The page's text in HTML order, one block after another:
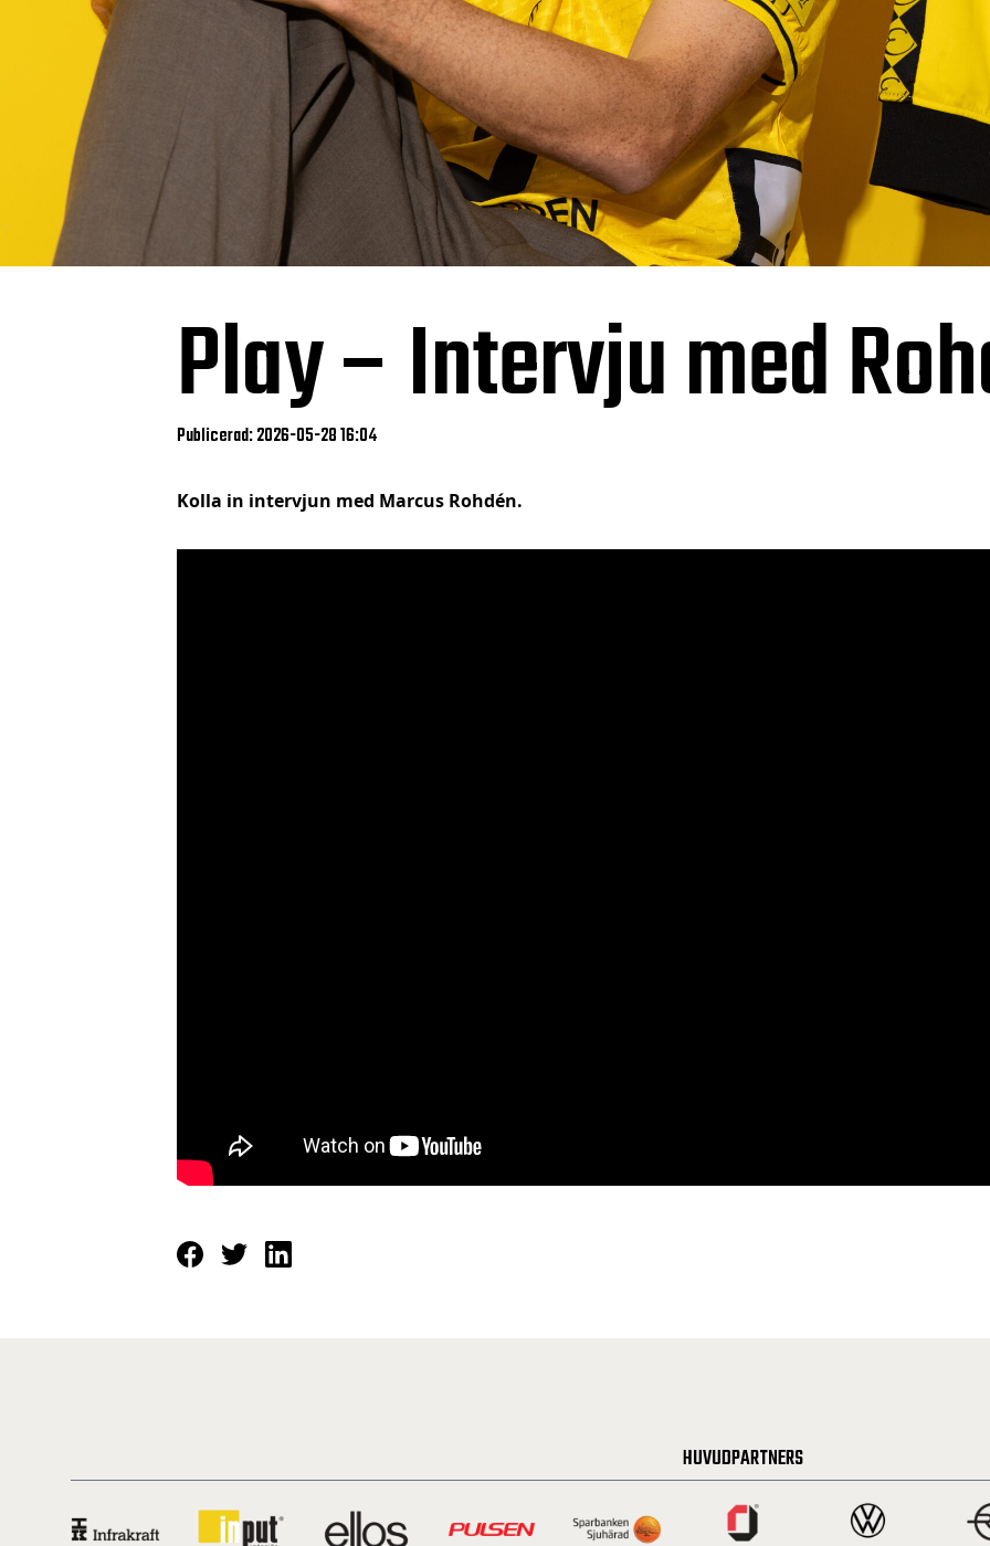
Play – Intervju med
Publicerad: 2026-05-28 16:04
Kolla in intervjun med Marcus Rohdén.
HUVUDPARTNERS